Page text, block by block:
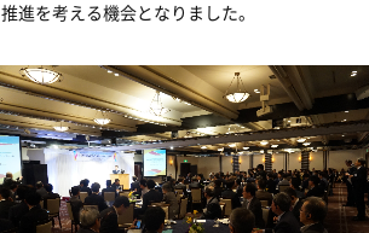
推進を考える機会となりました。